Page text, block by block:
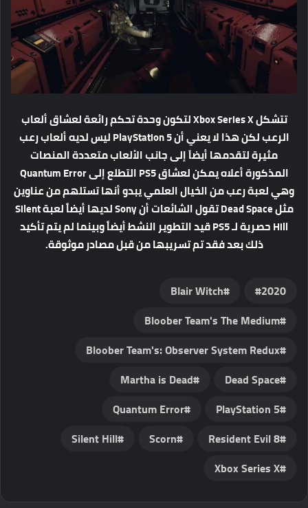
تتشكل Xbox Series X لتكون وحدة تحكم رائعة لعشاق ألعاب
الرعب لكن هذا لا يعني أن PlayStation 5 ليس لديه ألعاب رعب
مثيرة لتقدمها أيضاَ إلى جانب الألعاب متعددة المنصات
المذكورة أعلاه يمكن لعشاق PS5 التطلع إلى Quantum Error
وهي لعبة رعب من الخيال العلمي يبدو أنها تستلهم من عناوين
مثل Dead Space تقول الشائعات أن Sony لديها أيضاً لعبة Silent
Hill حصرية لـ PS5 قيد التطوير النشط أيضاً وبينما لم يتم تأكيد
ذلك بعد فقد تم تسريبها من قبل مصادر موثوقة.
2020
Blair Witch
Bloober Team's The Medium
Bloober Team's: Observer System Redux
Dead Space
Martha is Dead
PlayStation 5
Quantum Error
Resident Evil 8
Scorn
Silent Hill
Xbox Series X